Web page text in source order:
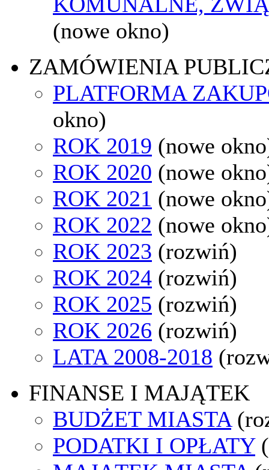
(nowe okno)
ZAMÓWIENIA
PLATFORMA
okno)
ROK 2019 (nowe
ROK 2020 (nowe
ROK 2021 (nowe
ROK 2022 (nowe
ROK 2023 (rozwiń)
ROK 2024 (rozwiń)
ROK 2025 (rozwiń)
ROK 2026 (rozwiń)
LATA 2008-2018
FINANSE I MAJĄTEK
BUDŻET MIASTA
PODATKI I OPŁATY